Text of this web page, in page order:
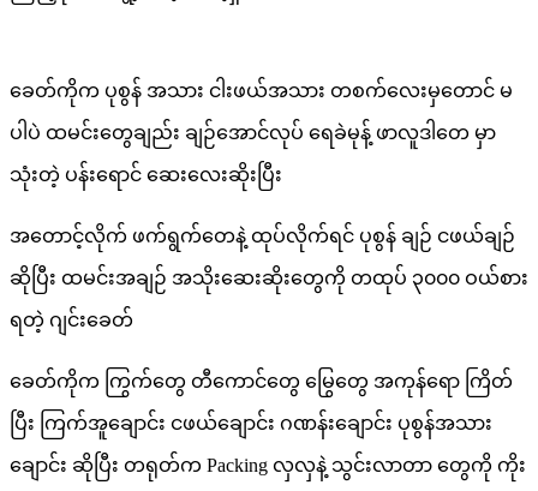
ခေတ်ကိုက ပုစွန် အသား ငါးဖယ်အသား တစက်လေးမှတောင် မ
ပါပဲ ထမင်းတွေချည်း ချဉ်အောင်လုပ် ရေခဲမုန့် ဖာလူဒါတေ မှာ
သုံးတဲ့ ပန်းရောင် ဆေးလေးဆိုးပြီး
အတောင့်လိုက် ဖက်ရွက်တေနဲ့ ထုပ်လိုက်ရင် ပုစွန် ချဉ် ငဖယ်ချဉ်
ဆိုပြီး ထမင်းအချဉ် အသိုးဆေးဆိုးတွေကို တထုပ် ၃၀၀၀ ဝယ်စား
ရတဲ့ ဂျင်းခေတ်
ခေတ်ကိုက ကြွက်တွေ တီကောင်တွေ မြွေတွေ အကုန်ရော ကြိတ်
ပြီး ကြက်အူချောင်း ငဖယ်ချောင်း ဂဏန်းချောင်း ပုစွန်အသား
ချောင်း ဆိုပြီး တရုတ်က Packing လှလှနဲ့ သွင်းလာတာ တွေကို ကိုး